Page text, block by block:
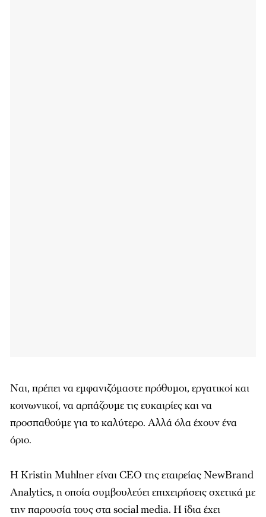
Ναι, πρέπει να εμφανιζόμαστε πρόθυμοι, εργατικοί και
κοινωνικοί, να αρπάζουμε τις ευκαιρίες και να
προσπαθούμε για το καλύτερο. Αλλά όλα έχουν ένα
όριο.
Η Kristin Muhlner είναι CEO της εταιρείας NewBrand
Analytics, η οποία συμβουλεύει επιχειρήσεις σχετικά με
την παρουσία τους στα social media. Η ίδια έχει